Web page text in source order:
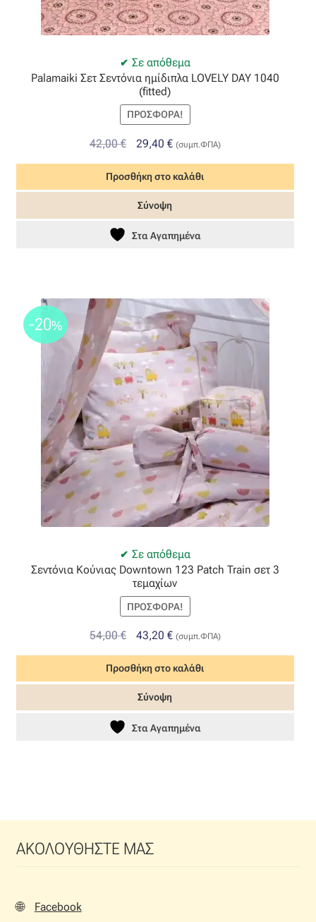
Σε απόθεμα
Palamaiki Σετ Σεντόνια ημίδιπλα LOVELY DAY 1040
(fitted)
ΠΡΟΣΦΟΡΆ!
42,00€
Original
price
was:
42,00 €.
29,40 €Η
τρέχουσα
τιμή
είναι:
(συμπ.ΦΠΑ)
Προσθήκη στο καλάθι
Σύνοψη
Στα Αγαπημένα
Σε απόθεμα
-20%
Σεντόνια Κούνιας Downtown 123 Patch Train σετ 3
τεμαχίων
ΠΡΟΣΦΟΡΆ!
54,00€
Original
price
was:
54,00 €.
43,20 €Η
τρέχουσα
τιμή
είναι:
(συμπ.ΦΠΑ)
Προσθήκη στο καλάθι
Σύνοψη
Στα Αγαπημένα
ΑΚΟΛΟΥΘΗΣΤΕ ΜΑΣ
🌐 Facebook